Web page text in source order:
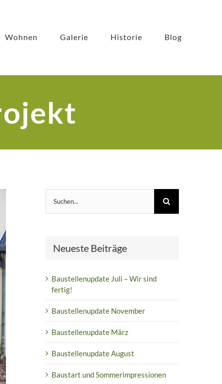
Wohnen Galerie Historie Blog
nach:
Neueste Beiträge
Baustellenupdate Juli – Wir sind
fertig!
Baustellenupdate November
Baustellenupdate März
Baustellenupdate August
Baustart und Sommerimpressionen